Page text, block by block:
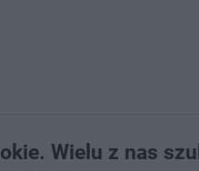
Wielu z nas